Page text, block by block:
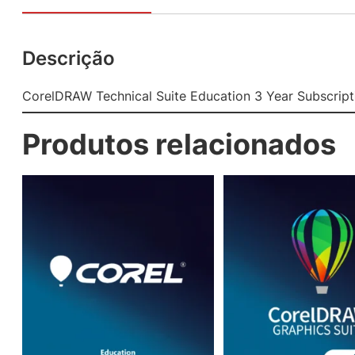
Descrição
CorelDRAW Technical Suite Education 3 Year
Produtos relacionados